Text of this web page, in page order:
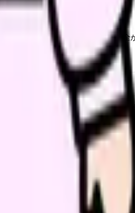
ハラスメントや体調悪化などで安全
確認する相手
師長、人事、産業保
師長、人事、看護部
主治医、人事、相談
自分、家族、相談
職場、人事、必要